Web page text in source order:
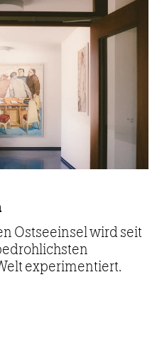
Ostseeinsel wird seit
experimentiert.